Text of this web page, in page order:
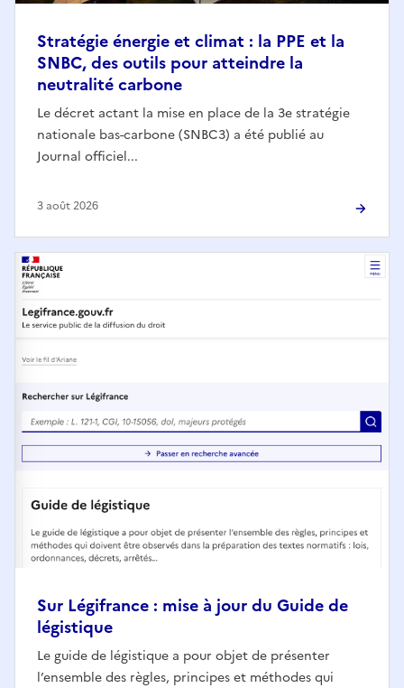
Stratégie énergie et climat : la PPE et la
SNBC, des outils pour atteindre la
neutralité carbone
Le décret actant la mise en place de la 3e stratégie
nationale bas-carbone (SNBC3) a été publié au
Journal officiel...
3 août 2026
Sur Légifrance : mise à jour du Guide de
légistique
Le guide de légistique a pour objet de présenter
l’ensemble des règles, principes et méthodes qui